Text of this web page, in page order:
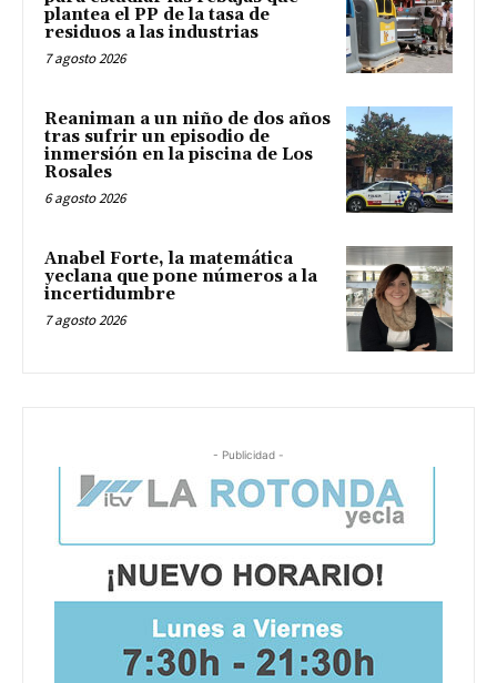
plantea el PP de la tasa de
residuos a las industrias
7 agosto 2026
Reaniman a un niño de dos años
tras sufrir un episodio de
inmersión en la piscina de Los
Rosales
6 agosto 2026
Anabel Forte, la matemática
yeclana que pone números a la
incertidumbre
7 agosto 2026
- Publicidad -